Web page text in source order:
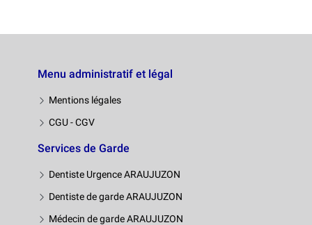
Menu administratif et légal
Mentions légales
CGU - CGV
Services de Garde
Dentiste Urgence ARAUJUZON
Dentiste de garde ARAUJUZON
Médecin de garde ARAUJUZON